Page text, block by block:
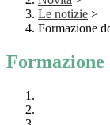
Le notizie >
Formazione